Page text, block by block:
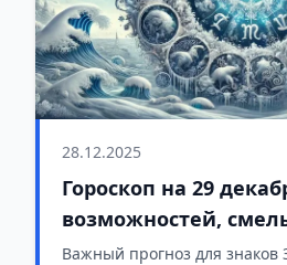
28.12.2025
Гороскоп на 29
возможностей,
откровенных
Важный прогноз для знаков